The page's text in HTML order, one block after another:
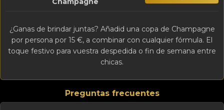
¿Ganas de brindar juntas? Añadid una copa de Champagne
por persona por 15 €, a combinar con cualquier fórmula. El
toque festivo para vuestra despedida o fin de semana entre
chicas.
Preguntas frecuentes